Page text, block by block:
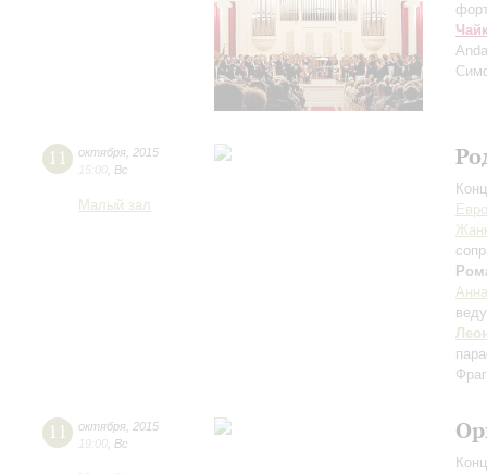
11 октября 2015
15:00 Вс
Малый зал
11 октября 2015
19:00 Вс